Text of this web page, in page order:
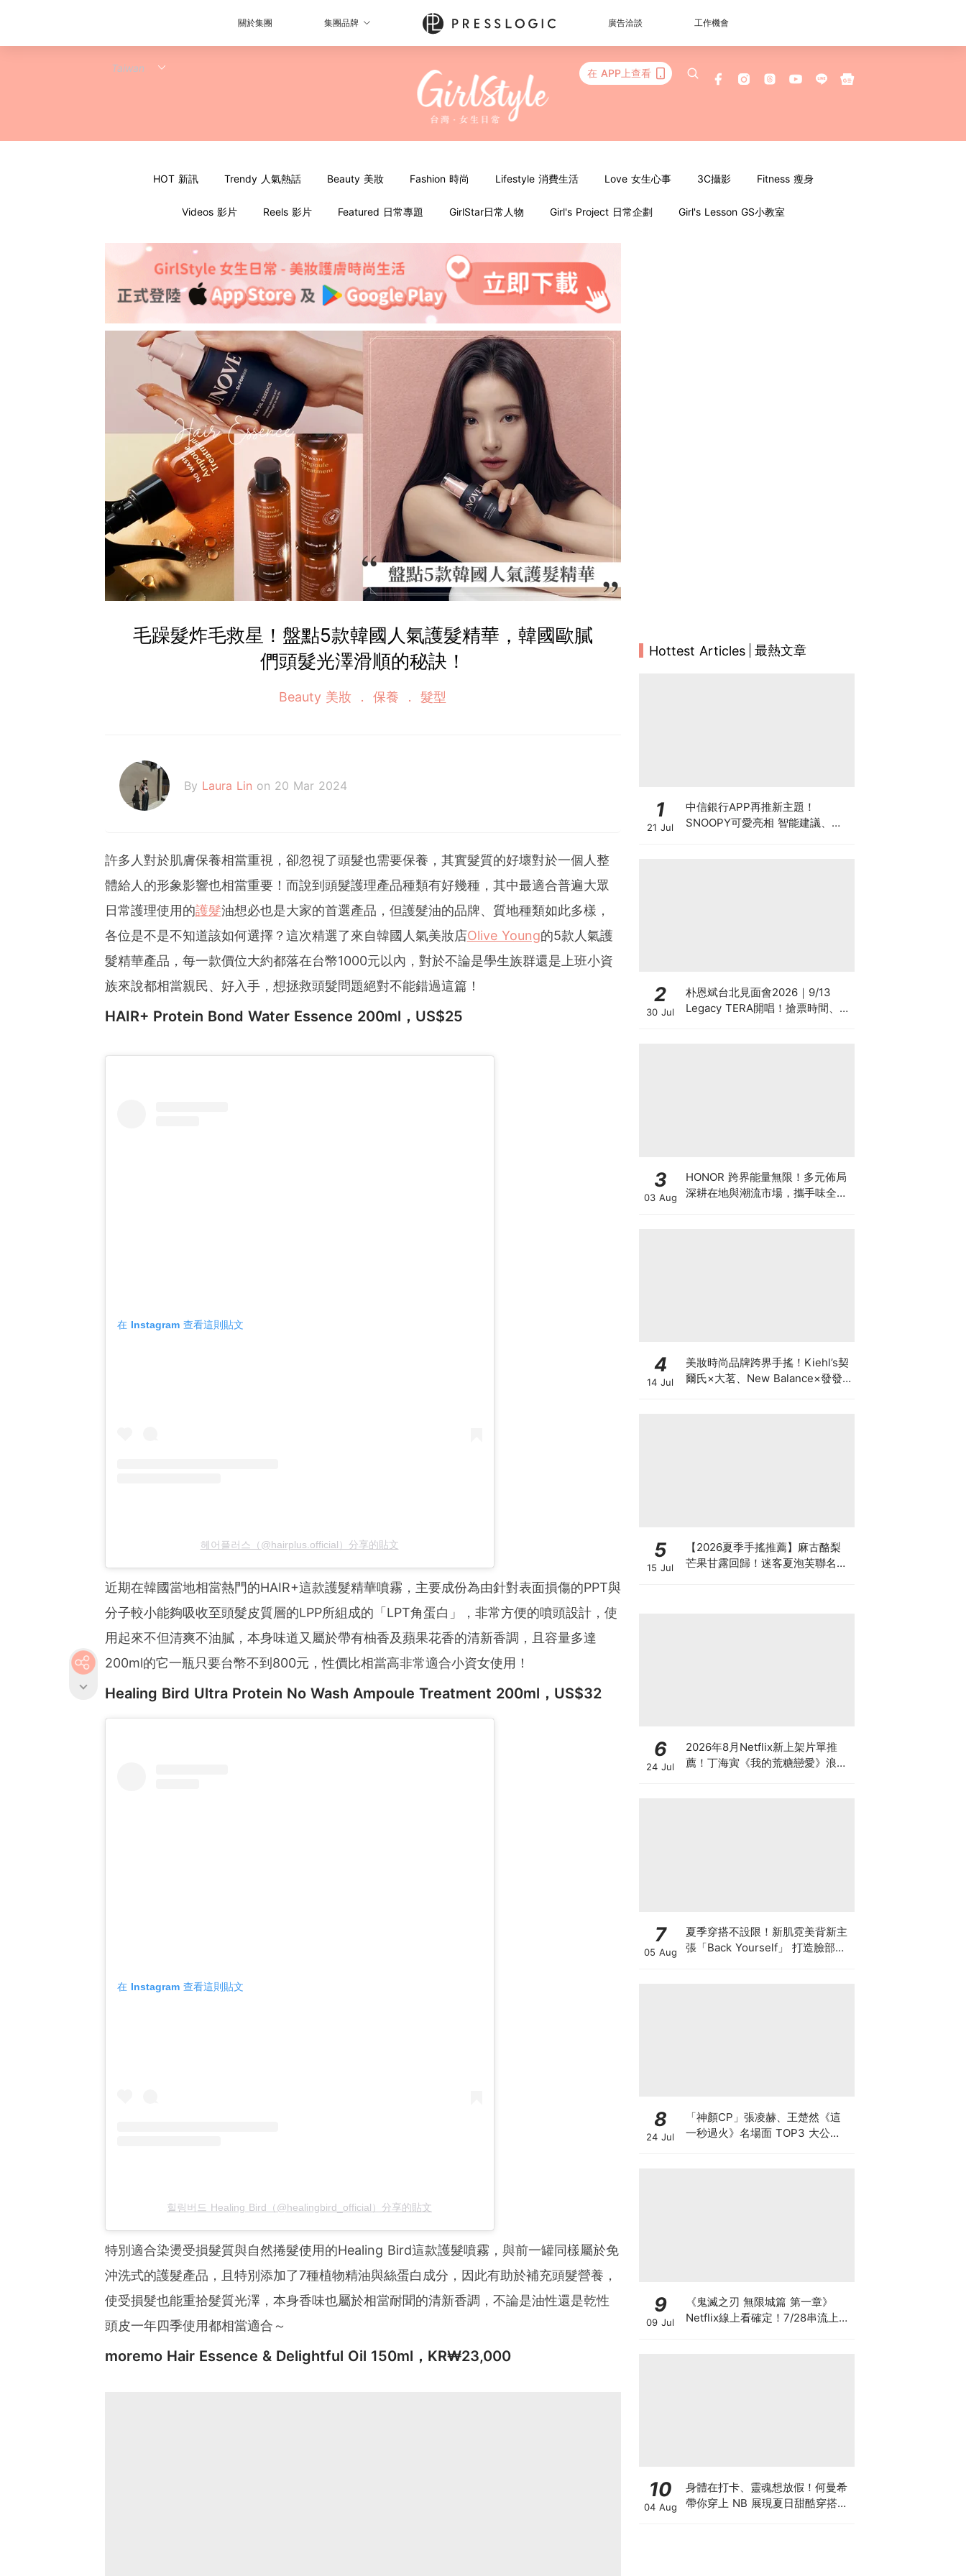
關於集團 集團品牌 廣告洽談 工作機會
在 APP上查看
HOT 新訊 Trendy 人氣熱話 Beauty 美妝 Fashion 時尚 Lifestyle 消費生活 Love 女生心事 3C攝影 Fitness 瘦身
Videos 影片 Reels 影片 Featured 日常專題 GirlStar日常人物 Girl's Project 日常企劃 Girl's Lesson GS小教室
毛躁髮炸毛救星！盤點5款韓國人氣護髮精華，韓國歐膩
們頭髮光澤滑順的秘訣！
Beauty 美妝 保養 髮型
By Laura Lin on 20 Mar 2024
許多人對於肌膚保養相當重視，卻忽視了頭髮也需要保養，其實髮質的好壞對於一個人整
體給人的形象影響也相當重要！而說到頭髮護理產品種類有好幾種，其中最適合普遍大眾
日常護理使用的護髮油想必也是大家的首選產品，但護髮油的品牌、質地種類如此多樣，
各位是不是不知道該如何選擇？這次精選了來自韓國人氣美妝店Olive Young的5款人氣護
髮精華產品，每一款價位大約都落在台幣1000元以內，對於不論是學生族群還是上班小資
族來說都相當親民、好入手，想拯救頭髮問題絕對不能錯過這篇！
HAIR+ Protein Bond Water Essence 200ml，US$25
在 Instagram 查看這則貼文
헤어플러스（@hairplus.official）分享的貼文
近期在韓國當地相當熱門的HAIR+這款護髮精華噴霧，主要成份為由針對表面損傷的PPT與
分子較小能夠吸收至頭髮皮質層的LPP所組成的「LPT角蛋白」，非常方便的噴頭設計，使
用起來不但清爽不油膩，本身味道又屬於帶有柚香及蘋果花香的清新香調，且容量多達
200ml的它一瓶只要台幣不到800元，性價比相當高非常適合小資女使用！
Healing Bird Ultra Protein No Wash Ampoule Treatment 200ml，US$32
在 Instagram 查看這則貼文
힐링버드 Healing Bird（@healingbird_official）分享的貼文
特別適合染燙受損髮質與自然捲髮使用的Healing Bird這款護髮噴霧，與前一罐同樣屬於免
沖洗式的護髮產品，且特別添加了7種植物精油與絲蛋白成分，因此有助於補充頭髮營養，
使受損髮也能重拾髮質光澤，本身香味也屬於相當耐聞的清新香調，不論是油性還是乾性
頭皮一年四季使用都相當適合～
moremo Hair Essence & Delightful Oil 150ml，KR₩23,000
Hottest Articles 最熱文章
1
21 Jul
中信銀行APP再推新主題！
SNOOPY可愛亮相 智能建議、
2
30 Jul
朴恩斌台北見面會2026｜9/13
Legacy TERA開唱！搶票時間、票
3
03 Aug
HONOR 跨界能量無限！多元佈局
深耕在地與潮流市場，攜手味全龍
4
14 Jul
美妝時尚品牌跨界手搖！Kiehl’s契
爾氏×大茗、New Balance×發發
5
15 Jul
【2026夏季手搖推薦】麻古酪梨
芒果甘露回歸！迷客夏泡芙聯名、
6
24 Jul
2026年8月Netflix新上架片單推
薦！丁海寅《我的荒糖戀愛》浪漫
7
05 Aug
夏季穿搭不設限！新肌霓美背新主
張「Back Yourself」 打造臉部級
8
24 Jul
「神顏CP」張凌赫、王楚然《這
一秒過火》名場面 TOP3 大公
9
09 Jul
《鬼滅之刃 無限城篇 第一章》
Netflix線上看確定！7/28串流上架
10
04 Aug
身體在打卡、靈魂想放假！何曼希
帶你穿上 NB 展現夏日甜酷穿搭